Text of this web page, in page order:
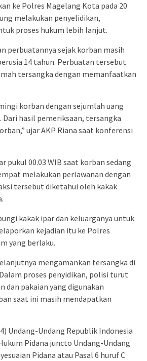
ke Polres Magelang Kota pada 20
melakukan penyelidikan,
proses hukum lebih lanjut.
perbuatannya sejak korban masih
14 tahun. Perbuatan tersebut
tersangka dengan memanfaatkan
korban dengan sejumlah uang
hasil pemeriksaan, tersangka
ujar AKP Riana saat konferensi
pukul 00.03 WIB saat korban sedang
melakukan perlawanan dengan
tersebut diketahui oleh kakak
kakak ipar dan keluarganya untuk
kejadian itu ke Polres
yang berlaku.
mengamankan tersangka di
proses penyidikan, polisi turut
dan pakaian yang digunakan
saat ini masih mendapatkan
Undang-Undang Republik Indonesia
Pidana juncto Undang-Undang
Pidana atau Pasal 6 huruf C